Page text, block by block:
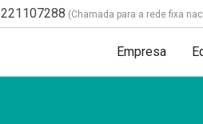
221107288 (Chamada para a rede fixa
Empresa